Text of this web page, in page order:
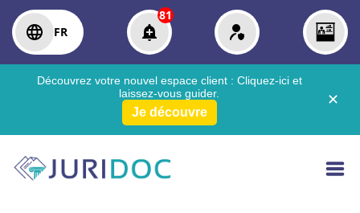
FR
81
Découvrez votre nouvel espace client : Cliquez-ici et
laissez-vous guider.
Je découvre
✕